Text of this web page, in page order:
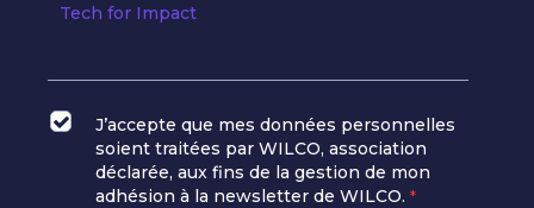
Tech for Impact
J’accepte que mes données personnelles
soient traitées par WILCO, association
déclarée, aux fins de la gestion de mon
adhésion à la newsletter de WILCO. *